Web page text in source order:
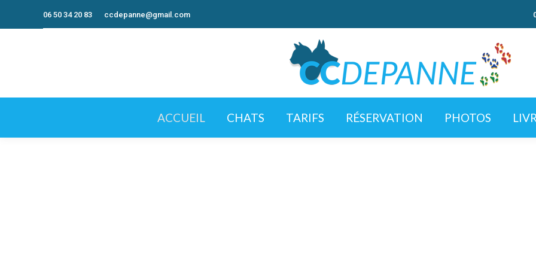
06 50 34 20 83 ccdepanne@gmail.com
ACCUEIL CHATS TARIFS RÉSERVATION PHOTOS